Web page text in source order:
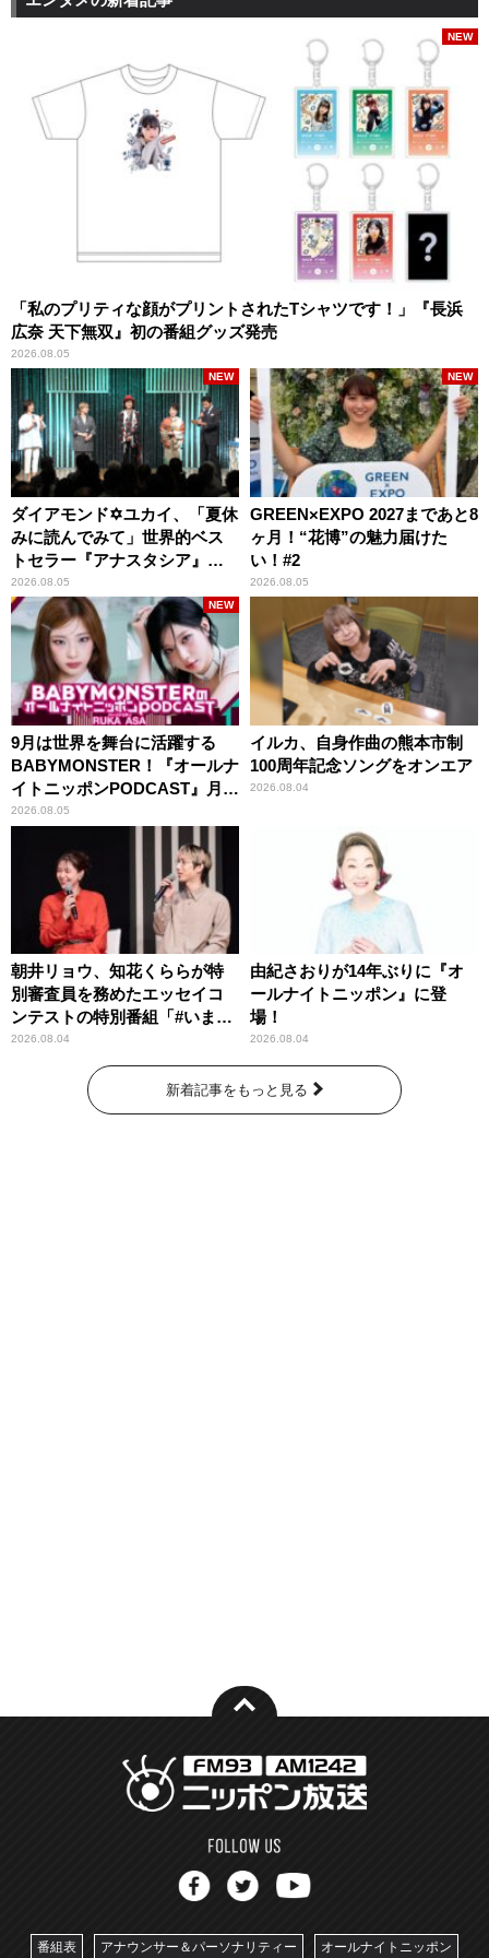
「私のプリティな顔がプリントされたTシャツです！」『長浜
広奈 天下無双』初の番組グッズ発売
2026.08.05
NEW
ダイアモンド✡ユカイ、「夏休
みに読んでみて」世界的ベス
トセラー『アナスタシア』を
紹介
2026.08.05
NEW
GREEN×EXPO 2027まであと8
ヶ月！“花博”の魅力届けた
い！#2
2026.08.05
NEW
9月は世界を舞台に活躍する
BABYMONSTER！『オールナ
イトニッポンPODCAST』月替
わりパーソナリティ
2026.08.05
NEW
イルカ、自身作曲の熊本市制
100周年記念ソングをオンエア
2026.08.04
朝井リョウ、知花くららが特
別審査員を務めたエッセイコ
ンテストの特別番組「#いまあ
なたに伝えたいこと」
2026.08.04
由紀さおりが14年ぶりに『オ
ールナイトニッポン』に登
場！
2026.08.04
新着記事をもっと見る
番組表 アナウンサー＆パーソナリティー オールナイトニッポン